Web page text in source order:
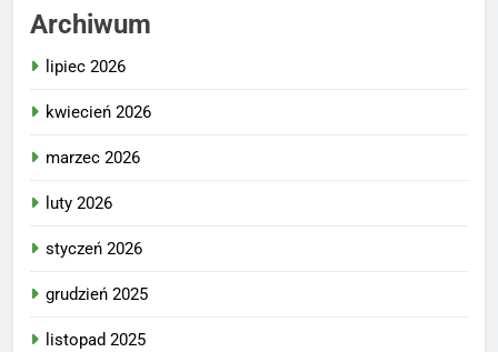
Archiwum
lipiec 2026
kwiecień 2026
marzec 2026
luty 2026
styczeń 2026
grudzień 2025
listopad 2025